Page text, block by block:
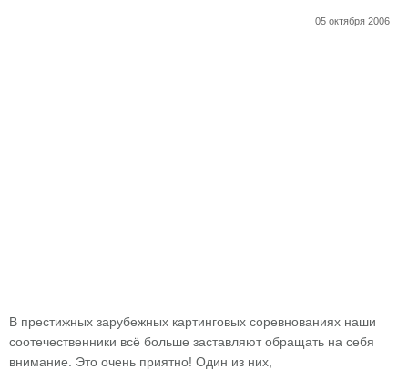
05 октября 2006
В престижных зарубежных картинговых соревнованиях наши
соотечественники всё больше заставляют обращать на себя
внимание. Это очень приятно! Один из них,